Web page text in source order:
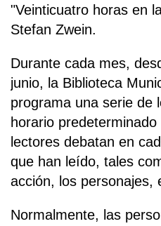
"Veinticuatro horas en
Stefan Zwein.
Durante cada mes,
junio, la Biblioteca
programa una serie de
horario
lectores debatan en
que han leído, tales
acción, los personajes,
Normalmente, las